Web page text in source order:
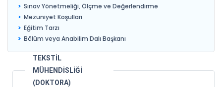
Sınav Yönetmeliği, Ölçme ve Değerlendirme
Mezuniyet Koşulları
Eğitim Tarzı
Bölüm veya Anabilim Dalı Başkanı
TEKSTİL
MÜHENDİSLİĞİ
(DOKTORA)